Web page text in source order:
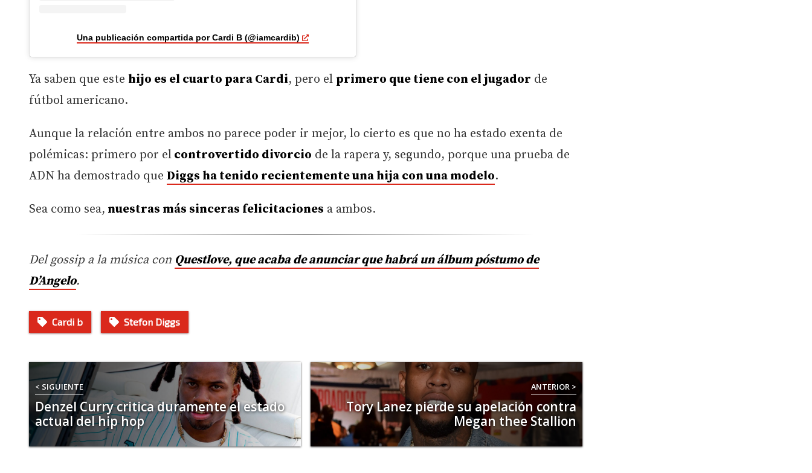
Una publicación compartida por Cardi B (@iamcardib)
Ya saben que este hijo es el cuarto para Cardi, pero el primero que tiene con el jugador de
fútbol americano.
Aunque la relación entre ambos no parece poder ir mejor, lo cierto es que no ha estado exenta de
polémicas: primero por el controvertido divorcio de la rapera y, segundo, porque una prueba de
ADN ha demostrado que Diggs ha tenido recientemente una hija con una modelo.
Sea como sea, nuestras más sinceras felicitaciones a ambos.
Del gossip a la música con Questlove, que acaba de anunciar que habrá un álbum póstumo de
D’Angelo.
Cardi b Stefon Diggs
< SIGUIENTE
Denzel Curry critica duramente el estado
actual del hip hop
ANTERIOR >
Tory Lanez pierde su apelación contra
Megan thee Stallion